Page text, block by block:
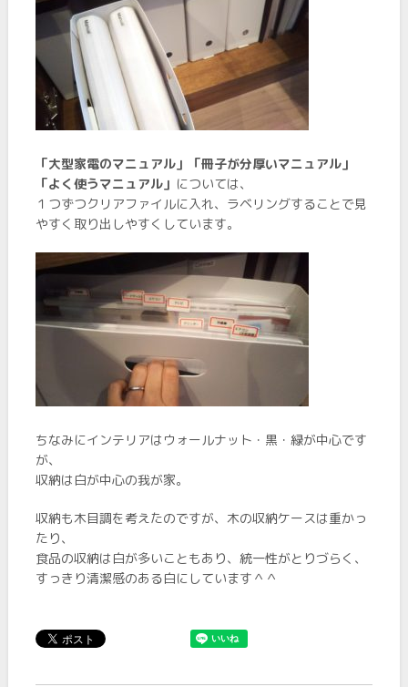
「大型家電のマニュアル」「冊子が分厚いマニュアル」
「よく使うマニュアル」 については、
１つずつクリアファイルに入れ、ラベリングすることで見
やすく取り出しやすくしています。
ちなみにインテリアはウォールナット・黒・緑が中心です
が、
収納は白が中心の我が家。
収納も木目調を考えたのですが、木の収納ケースは重かっ
たり、
食品の収納は白が多いこともあり、統一性がとりづらく、
すっきり清潔感のある白にしています＾＾